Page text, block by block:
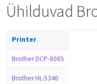
Ühilduvad
Printer
Brother DCP-8085
Brother HL-5340